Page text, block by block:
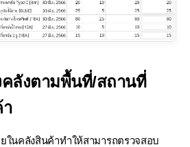
ลังตามพื้นที่/สถานที่
ในคลังสินค้าทำให้สามารถตรวจสอบ